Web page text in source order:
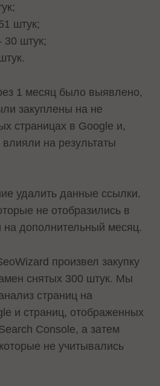
штук;
30 штук;
1 месяц было выявлено,
закуплены на не
страницах в Google и,
влияли на результаты
удалить данные ссылки.
не отобразились в
на дополнительный месяц.
произвел закупку
снятых 300 штук. Мы
страниц на
и страниц, отображенных
Console, а затем
не учитывались